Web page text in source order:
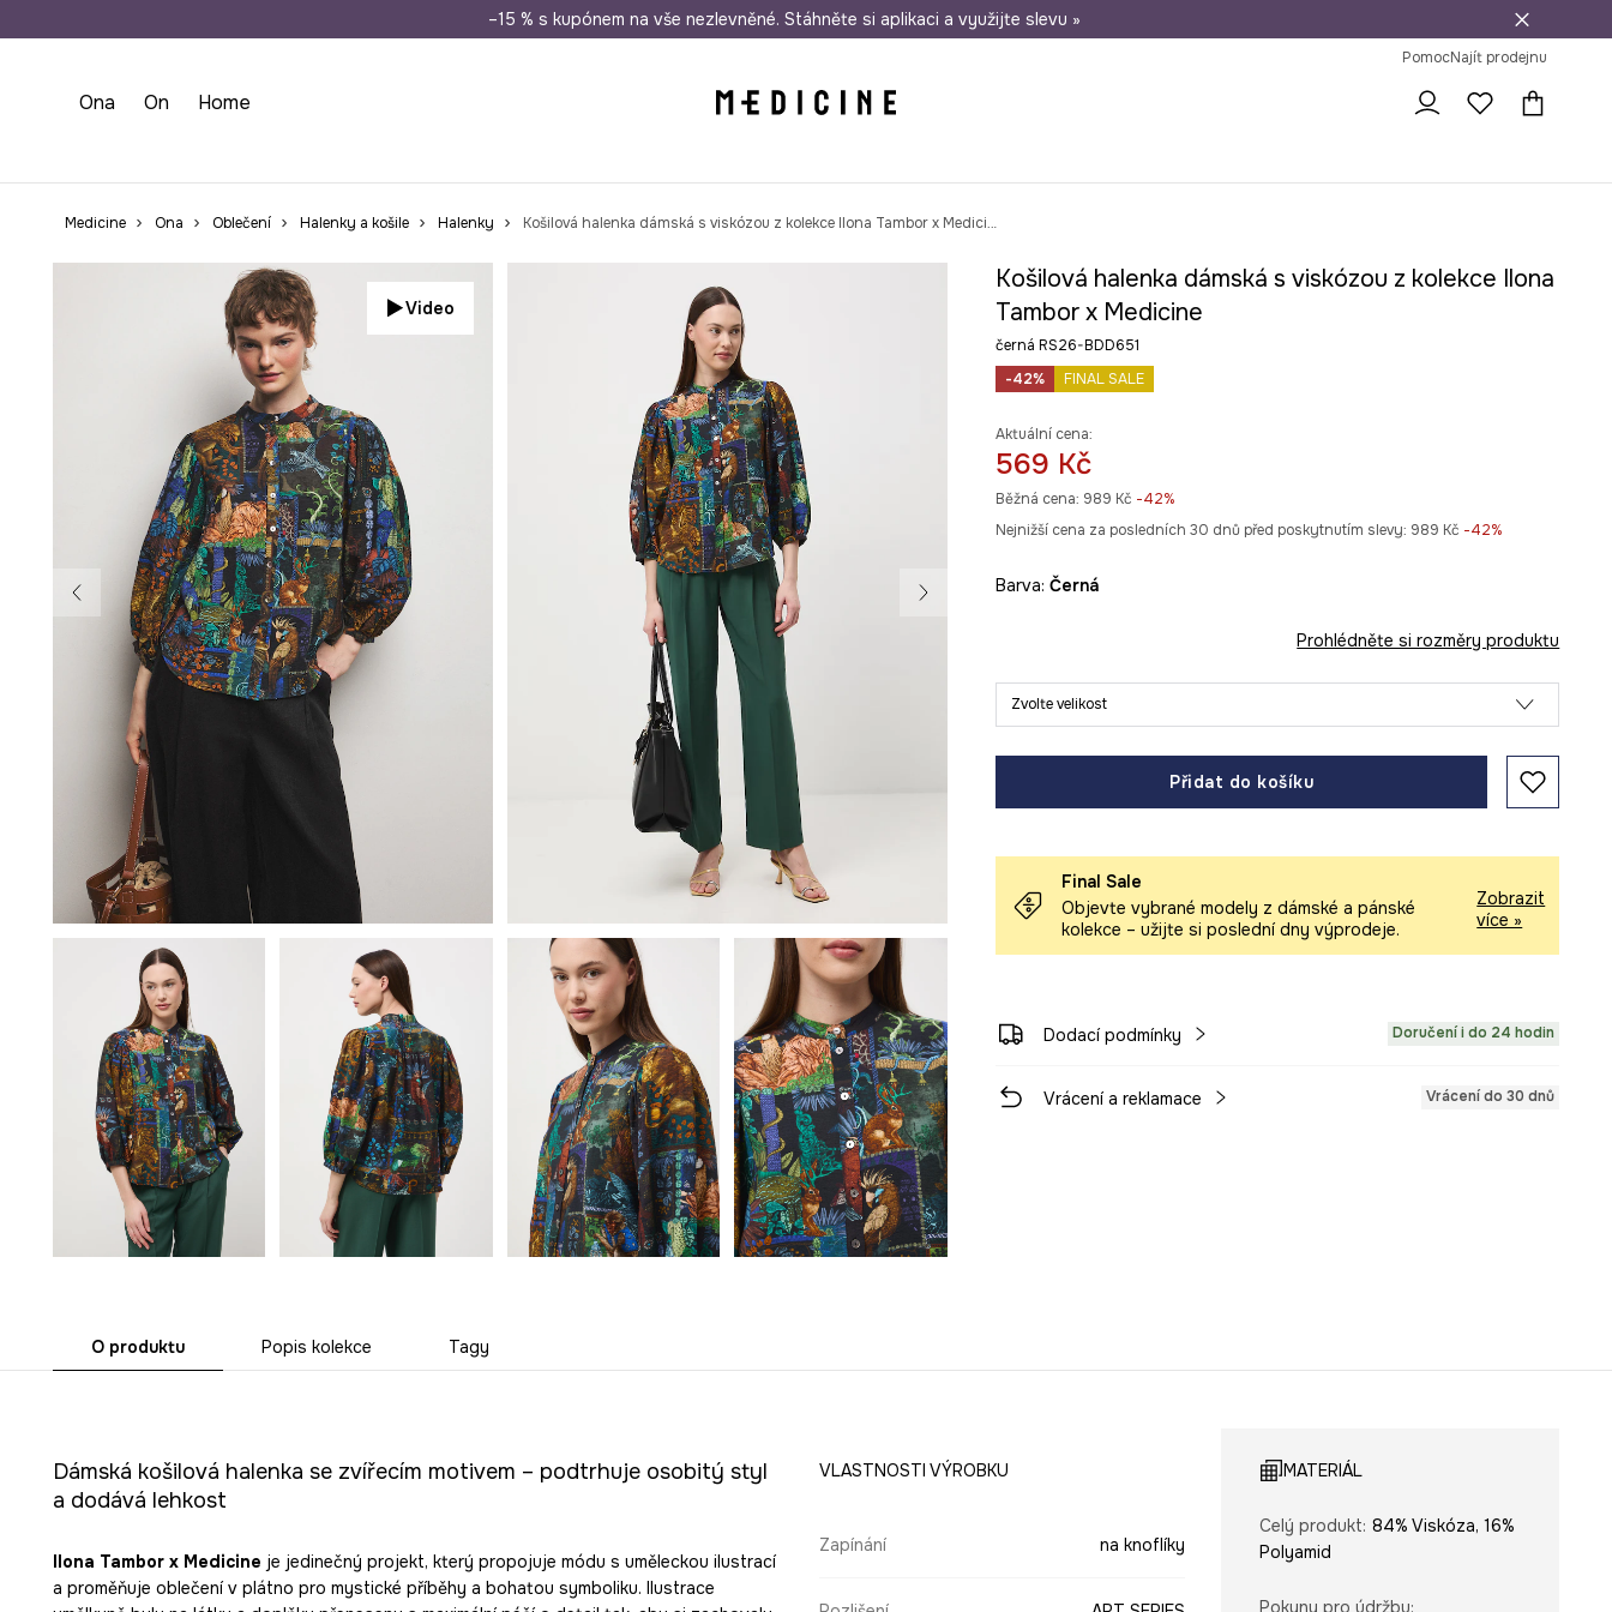
Doprava zdarma při nákupu nad 1 200 Kč Odeslání i do 24 hodin 30 dní na vrácení zboží
–15 % s kupónem na vše nezlevněné. Stáhněte si aplikaci a využijte slevu »
PomocNajít prodejnu
Ona On Home
Medicine Ona Oblečení Halenky a košile Halenky Košilová halenka dámská s viskózou z kolekce Ilona Tambor x Medicine
Video
Košilová halenka dámská s viskózou z kolekce Ilona
Tambor x Medicine
černá RS26-BDD651
-42%
FINAL SALE
Aktuální cena:
569 Kč
Běžná cena: 989 Kč -42%
Nejnižší cena za posledních 30 dnů před poskytnutím slevy: 989 Kč -42%
Barva: černá
Prohlédněte si rozměry produktu
Zvolte velikost
Přidat do košíku
Final Sale
Objevte vybrané modely z dámské a pánské
kolekce – užijte si poslední dny výprodeje.
Zobrazit
více »
Dodací podmínky Doručení i do 24 hodin
Vrácení a reklamace Vrácení do 30 dnů
O produktu Popis kolekce Tagy
Dámská košilová halenka se zvířecím motivem – podtrhuje osobitý styl
a dodává lehkost
Ilona Tambor x Medicine je jedinečný projekt, který propojuje módu s uměleckou ilustrací
a proměňuje oblečení v plátno pro mystické příběhy a bohatou symboliku. Ilustrace
VLASTNOSTI VÝROBKU
Zapínání na knoflíky
MATERIÁL
Celý produkt: 84% Viskóza, 16%
Polyamid
Pokyny pro údržbu: